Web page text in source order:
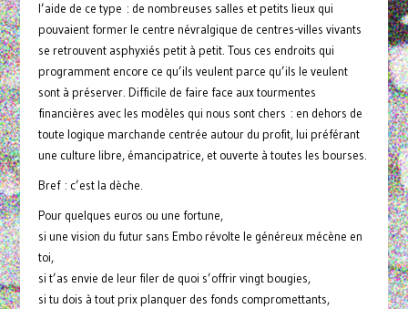
l’aide de ce type : de nombreuses salles et petits lieux qui
pouvaient former le centre névralgique de centres-villes vivants
se retrouvent asphyxiés petit à petit. Tous ces endroits qui
programment encore ce qu’ils veulent parce qu’ils le veulent
sont à préserver. Difficile de faire face aux tourmentes
financières avec les modèles qui nous sont chers : en dehors de
toute logique marchande centrée autour du profit, lui préférant
une culture libre, émancipatrice, et ouverte à toutes les bourses.
Bref : c’est la dèche.
Pour quelques euros ou une fortune,
si une vision du futur sans Embo révolte le généreux mécène en
toi,
si t’as envie de leur filer de quoi s’offrir vingt bougies,
si tu dois à tout prix planquer des fonds compromettants,